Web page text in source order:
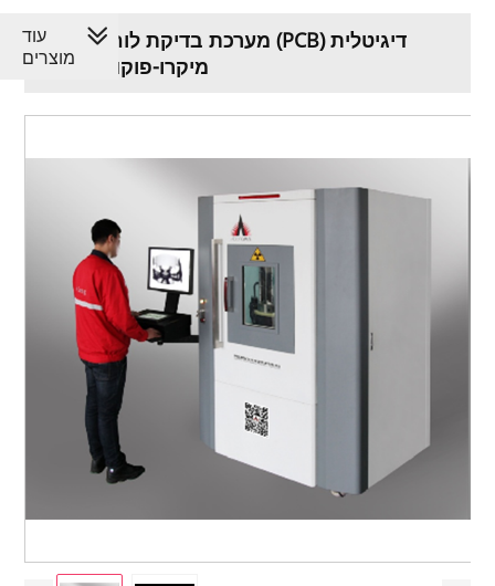
מערכת בדיקת לוח מודפס (PCB) דיגיטלית
מיקרו-פוקוס רנטגן
עוד
מוצרים